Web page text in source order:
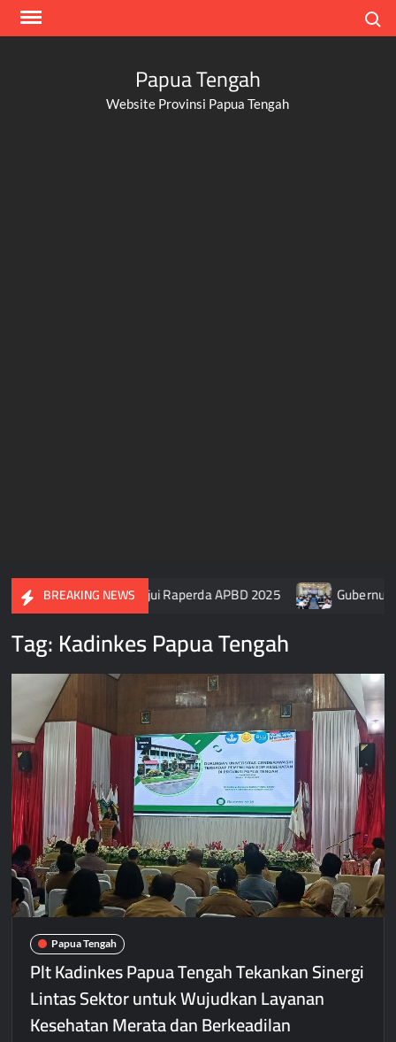
Skip
Papua Tengah
Website Provinsi Papua Tengah
BREAKING NEWS
Papua Tengah Setujui Raperda APBD 2025 Gubernur
Tag:Kadinkes Papua Tengah
Papua Tengah
Plt Kadinkes Papua Tengah Tekankan Sinergi
Lintas Sektor untuk Wujudkan Layanan
Kesehatan Merata dan Berkeadilan